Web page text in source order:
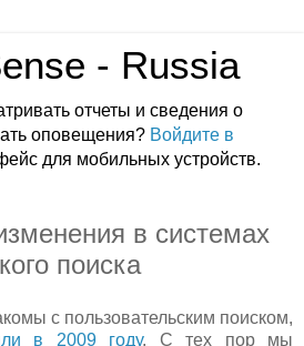
- Russia
отчеты и сведения о
оповещения? Войдите в
для мобильных устройств.
в системах
поиска
с пользовательским поиском,
в 2009 году. С тех пор мы